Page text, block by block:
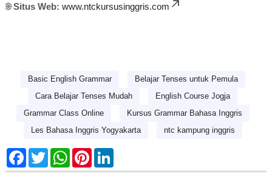
🌐Situs Web: www.ntckursusinggris.com
Basic English Grammar
Belajar Tenses untuk Pemula
Cara Belajar Tenses Mudah
English Course Jogja
Grammar Class Online
Kursus Grammar Bahasa Inggris
Les Bahasa Inggris Yogyakarta
ntc kampung inggris
F
T
w
W
P
L